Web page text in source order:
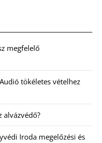
megfelelő
tökéletes vételhez
Iroda megelőzési és